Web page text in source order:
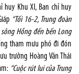
huy Khu XI, Ban chỉ huy
“Tối 16-2, Trung đoàn
Hồng đến bến Long
tham mưu phó đi đón
trưởng Hoàng Văn Thái
“Cuộc rút lui của Trung